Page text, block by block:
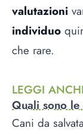
valutazioni
individuo
che rare.
LEGGI
Quali sono
Cani da